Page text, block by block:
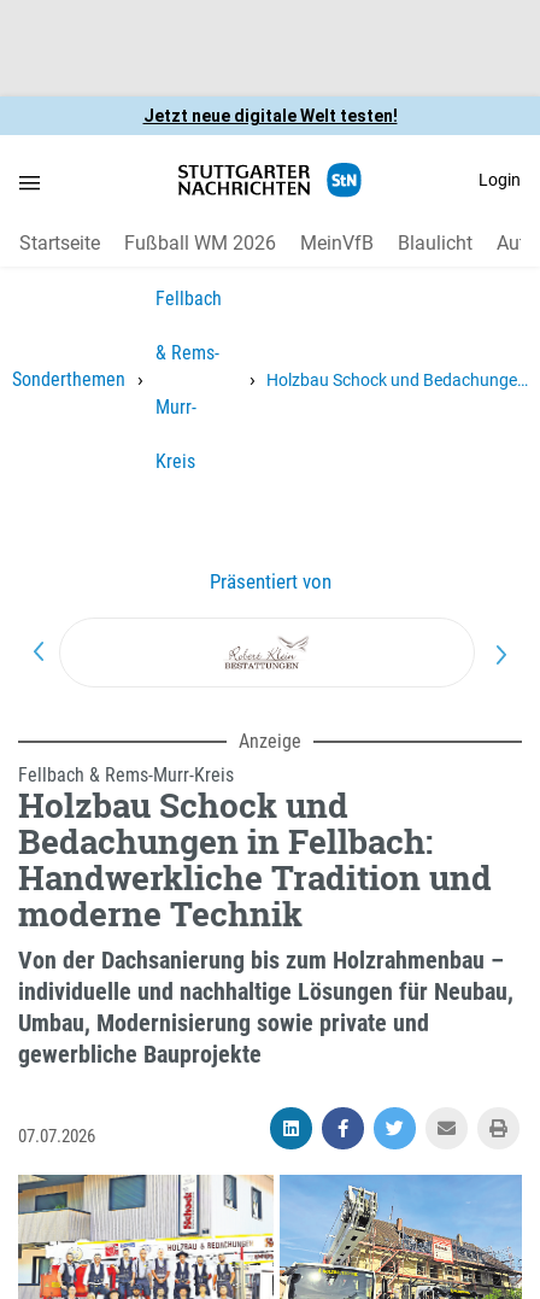
Jetzt neue digitale Welt testen!
Login
Startseite Fußball WM 2026 MeinVfB Blaulicht Auto
Sonderthemen ›
Fellbach
& Rems-
Murr-
Kreis
›
Holzbau Schock und Bedachungen
Präsentiert von
Anzeige
Fellbach & Rems-Murr-Kreis
Holzbau Schock und
Bedachungen in Fellbach:
Handwerkliche Tradition und
moderne Technik
Von der Dachsanierung bis zum Holzrahmenbau –
individuelle und nachhaltige Lösungen für Neubau,
Umbau, Modernisierung sowie private und
gewerbliche Bauprojekte
07.07.2026
Das Team von Holzbau
Schock hat das
Firmengebäude mustergültig
saniert und dabei den
Mobilkran eingesetzt. Foto:
Michael Käfer
Altbausanierung mit
Technik und Know-how.
Fotos: Schock (2)